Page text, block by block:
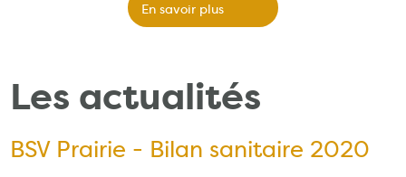
En savoir plus
Les actualités
BSV Prairie - Bilan sanitaire 2020